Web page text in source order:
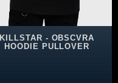
KILLSTAR - OBSCVRA
HOODIE PULLOVER